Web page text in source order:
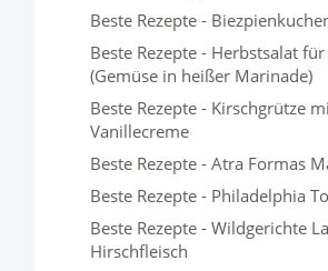
Beste Rezepte -
Beste Rezepte - Herbstsalat
(Gemüse in heißer Marinade)
Beste Rezepte - Kirschgrütze
Vanillecreme
Beste Rezepte - Atra Formas
Beste Rezepte - Philadelphia
Beste Rezepte - Wildgerichte
Hirschfleisch